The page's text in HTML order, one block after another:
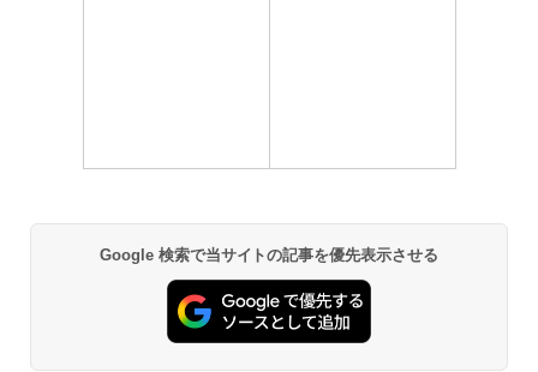
Google 検索で当サイトの記事を優先表示させる